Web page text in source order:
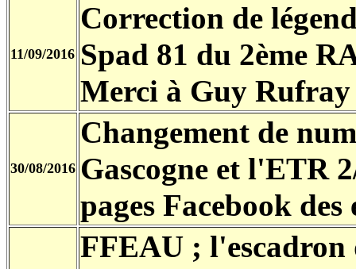
11/09/2016
Correction de
Spad 81 du 2ème
Merci à Guy Rufray
30/08/2016
Changement de
Gascogne et l'ETR
pages Facebook
FFEAU ; l'escadron